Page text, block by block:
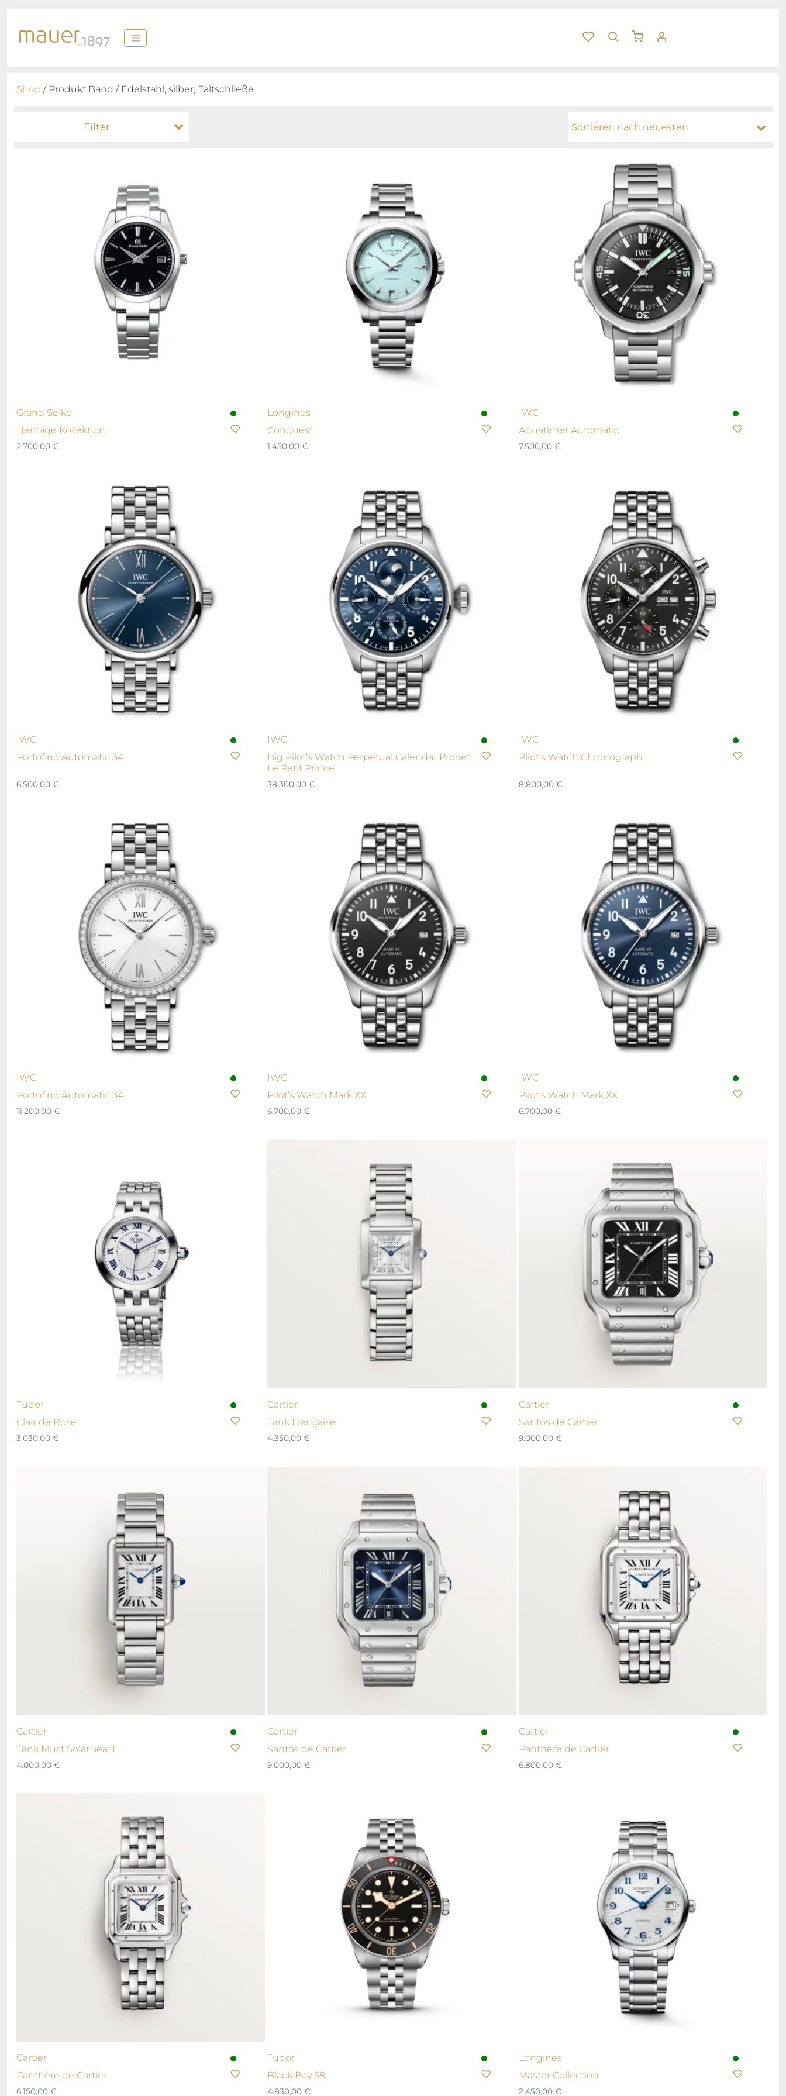
Shop / Produkt Band / Edelstahl, silber, Faltschließe
Filter
Grand Seiko
Heritage Kollektion
2.700,00 €
Longines
Conquest
1.450,00€
IWC
Aquatimer Automatic
7.500,00 €
IWC
Portofino Automatic 34
6.500,00 €
IWC
Big Pilot’s Watch Perpetual Calendar ProSet
Le Petit Prince
38.300,00€
IWC
Pilot’s Watch Chronograph
8.800,00 €
IWC
Portofino Automatic 34
11.200,00 €
IWC
Pilot’s Watch Mark XX
6.700,00€
IWC
Pilot’s Watch Mark XX
6.700,00 €
Tudor
Clair de Rose
3.030,00 €
Cartier
Tank Française
4.350,00€
Cartier
Santos de Cartier
9.000,00 €
Cartier
Tank Must SolarBeatT
4.000,00 €
Cartier
Santos de Cartier
9.000,00€
Cartier
Panthère de Cartier
6.800,00 €
Cartier
Panthère de Cartier
6.150,00 €
Tudor
Black Bay 58
4.830,00€
Longines
Master Collection
2.450,00 €